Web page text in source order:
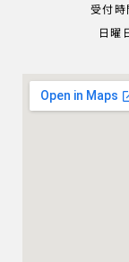
受付
日曜